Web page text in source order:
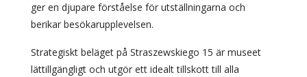
ger en djupare förståelse för utställningarna och
berikar besökarupplevelsen.
Strategiskt beläget på Straszewskiego 15 är museet
lättillgängligt och utgör ett idealt tillskott till alla